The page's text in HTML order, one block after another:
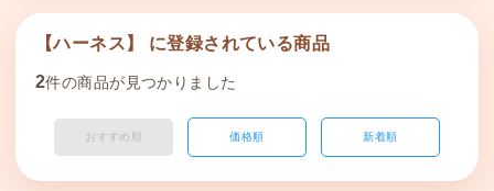
【ハーネス】 に登録されている商品
2件の商品が見つかりました
おすすめ順 価格順 新着順